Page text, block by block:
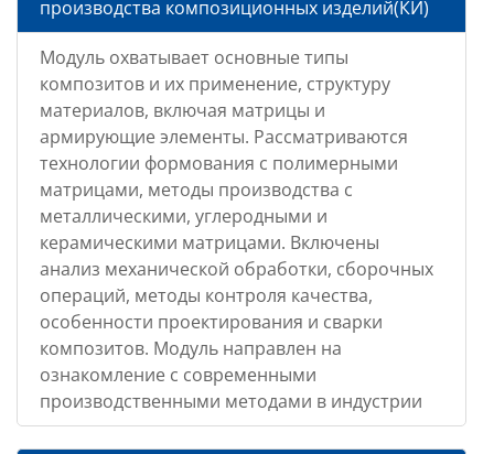
производства композиционных изделий(КИ)
Модуль охватывает основные типы
композитов и их применение, структуру
материалов, включая матрицы и
армирующие элементы. Рассматриваются
технологии формования с полимерными
матрицами, методы производства с
металлическими, углеродными и
керамическими матрицами. Включены
анализ механической обработки, сборочных
операций, методы контроля качества,
особенности проектирования и сварки
композитов. Модуль направлен на
ознакомление с современными
производственными методами в индустрии